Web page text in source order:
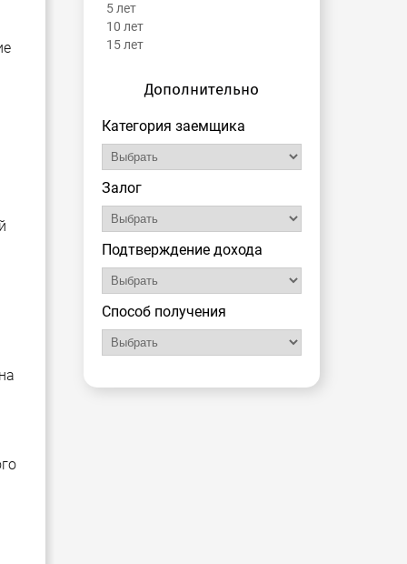
5 лет
10 лет
15 лет
Дополнительно
Категория заемщика
Залог
Подтверждение дохода
Способ получения